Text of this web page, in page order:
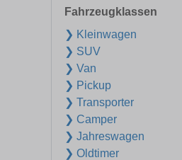
Fahrzeugklassen
❯ Kleinwagen
❯ SUV
❯ Van
❯ Pickup
❯ Transporter
❯ Camper
❯ Jahreswagen
❯ Oldtimer